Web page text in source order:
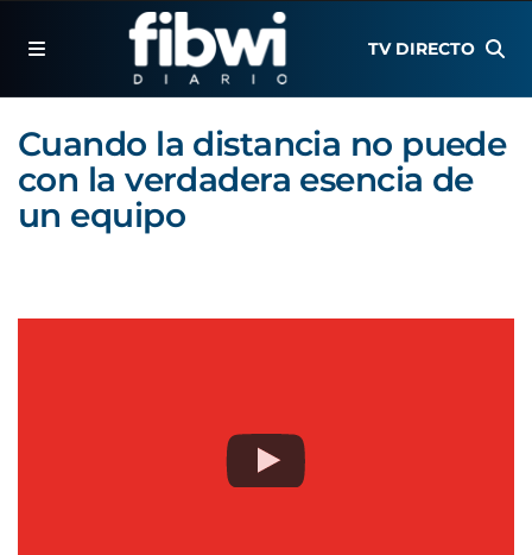
TV DIRECTO
Cuando la distancia no puede
con la verdadera esencia de
un equipo